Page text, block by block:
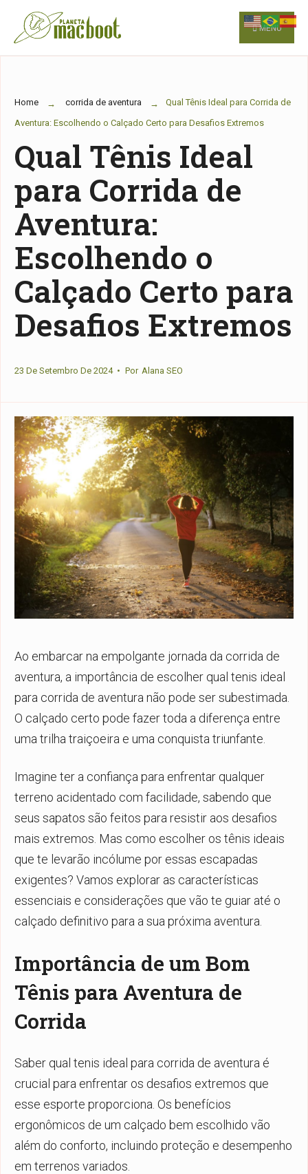
Skip
to
MENU
Home corrida de aventura
Qual Tênis Ideal para Corrida de
Aventura: Escolhendo o Calçado Certo para Desafios Extremos
Qual Tênis Ideal
para Corrida de
Aventura:
Escolhendo o
Calçado Certo para
Desafios Extremos
23 De Setembro De 2024 • Por Alana SEO
Ao embarcar na empolgante jornada da corrida de
aventura, a importância de escolher qual tenis ideal
para corrida de aventura não pode ser subestimada.
O calçado certo pode fazer toda a diferença entre
uma trilha traiçoeira e uma conquista triunfante.
Imagine ter a confiança para enfrentar qualquer
terreno acidentado com facilidade, sabendo que
seus sapatos são feitos para resistir aos desafios
mais extremos. Mas como escolher os tênis ideais
que te levarão incólume por essas escapadas
exigentes? Vamos explorar as características
essenciais e considerações que vão te guiar até o
calçado definitivo para a sua próxima aventura.
Importância de um Bom
Tênis para Aventura de
Corrida
Saber qual tenis ideal para corrida de aventura é
crucial para enfrentar os desafios extremos que
esse esporte proporciona. Os benefícios
ergonômicos de um calçado bem escolhido vão
além do conforto, incluindo proteção e desempenho
em terrenos variados.